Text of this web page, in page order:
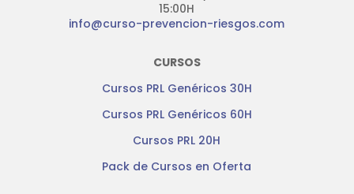
15:00H
info@curso-prevencion-riesgos.com
CURSOS
Cursos PRL Genéricos 30H
Cursos PRL Genéricos 60H
Cursos PRL 20H
Pack de Cursos en Oferta